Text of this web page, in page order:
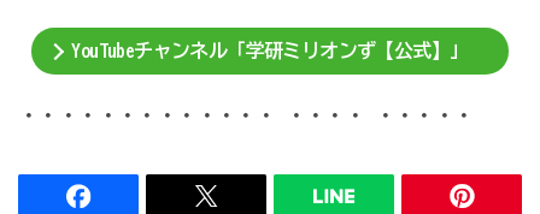
YouTubeチャンネル「学研ミリオンず【公式】」
・・・・・・・・・・・・・ ・・・・ ・・・・・